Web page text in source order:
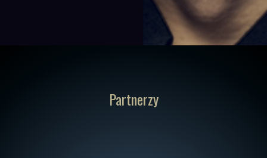
Partnerzy